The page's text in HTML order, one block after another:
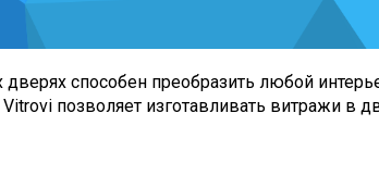
способен преобразить любой
Vitrovi позволяет изготавливать витражи в